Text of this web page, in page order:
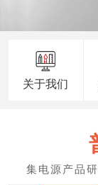
关于我们